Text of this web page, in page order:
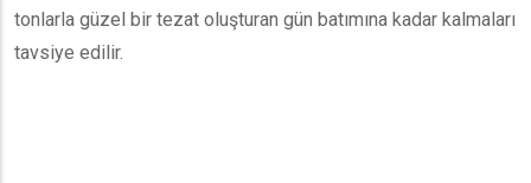
tonlarla güzel bir tezat oluşturan gün batımına kadar kalmaları
tavsiye edilir.